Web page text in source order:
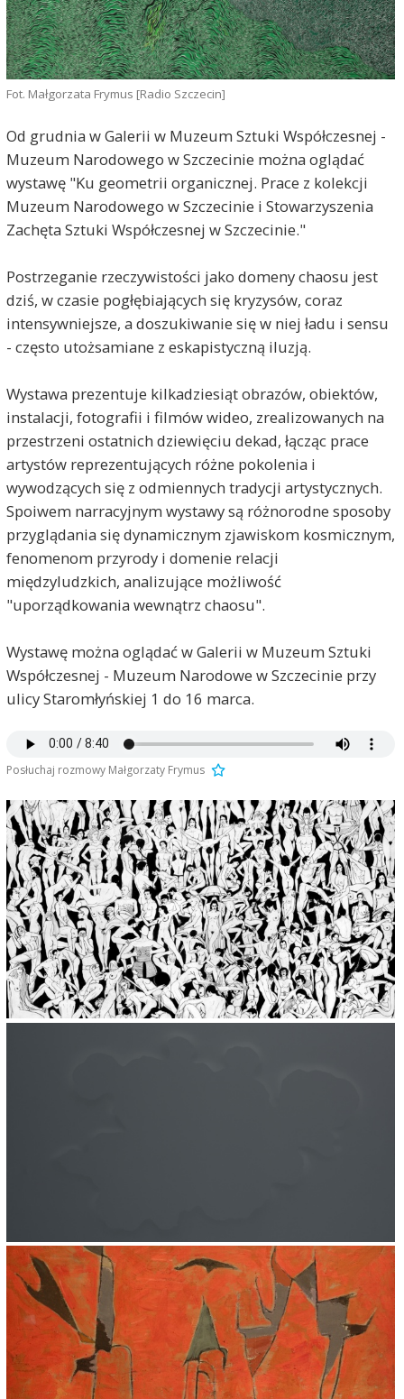
Fot. Małgorzata Frymus [Radio Szczecin]
Od grudnia w Galerii w Muzeum Sztuki Współczesnej -
Muzeum Narodowego w Szczecinie można oglądać
wystawę "Ku geometrii organicznej. Prace z kolekcji
Muzeum Narodowego w Szczecinie i Stowarzyszenia
Zachęta Sztuki Współczesnej w Szczecinie."
Postrzeganie rzeczywistości jako domeny chaosu jest
dziś, w czasie pogłębiających się kryzysów, coraz
intensywniejsze, a doszukiwanie się w niej ładu i sensu
- często utożsamiane z eskapistyczną iluzją.
Wystawa prezentuje kilkadziesiąt obrazów, obiektów,
instalacji, fotografii i filmów wideo, zrealizowanych na
przestrzeni ostatnich dziewięciu dekad, łącząc prace
artystów reprezentujących różne pokolenia i
wywodzących się z odmiennych tradycji artystycznych.
Spoiwem narracyjnym wystawy są różnorodne sposoby
przyglądania się dynamicznym zjawiskom kosmicznym,
fenomenom przyrody i domenie relacji
międzyludzkich, analizujące możliwość
"uporządkowania wewnątrz chaosu".
Wystawę można oglądać w Galerii w Muzeum Sztuki
Współczesnej - Muzeum Narodowe w Szczecinie przy
ulicy Staromłyńskiej 1 do 16 marca.
Posłuchaj rozmowy Małgorzaty Frymus